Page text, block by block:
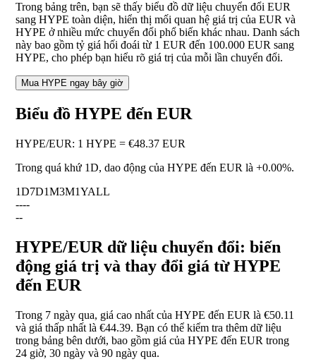
Trong bảng trên, bạn sẽ thấy biểu đồ dữ liệu chuyển đổi EUR
sang HYPE toàn diện, hiển thị mối quan hệ giá trị của EUR và
HYPE ở nhiều mức chuyển đổi phổ biến khác nhau. Danh sách
này bao gồm tỷ giá hối đoái từ 1 EUR đến 100.000 EUR sang
HYPE, cho phép bạn hiểu rõ giá trị của mỗi lần chuyển đổi.
Mua HYPE ngay bây giờ
Biểu đồ HYPE đến EUR
HYPE/EUR: 1 HYPE = €48.37 EUR
Trong quá khứ 1D, dao động của HYPE đến EUR là +0.00%.
1D7D1M3M1YALL
----
--
HYPE/EUR dữ liệu chuyển đổi: biến
động giá trị và thay đổi giá từ HYPE
đến EUR
Trong 7 ngày qua, giá cao nhất của HYPE đến EUR là €50.11
và giá thấp nhất là €44.39. Bạn có thể kiểm tra thêm dữ liệu
trong bảng bên dưới, bao gồm giá của HYPE đến EUR trong
24 giờ, 30 ngày và 90 ngày qua.